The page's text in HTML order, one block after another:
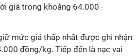
giá trong khoảng 64.000 -
mức giá thấp nhất được ghi nhận
đồng/kg. Tiếp đến là nạc vai